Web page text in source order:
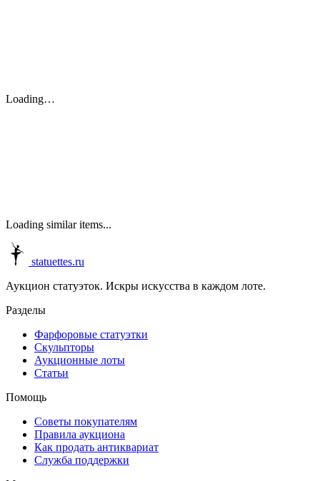
Loading…
Loading similar items...
statuettes.ru
Аукцион статуэток. Искры искусства в каждом лоте.
Разделы
Фарфоровые статуэтки
Скульпторы
Аукционные лоты
Статьи
Помощь
Советы покупателям
Правила аукциона
Как продать антиквариат
Служба поддержки